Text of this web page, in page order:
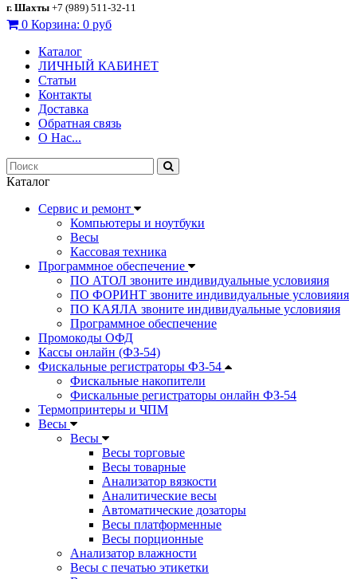
г. Шахты +7 (989) 511-32-11
0 Корзина: 0 руб
Каталог
ЛИЧНЫЙ КАБИНЕТ
Статьи
Контакты
Доставка
Обратная связь
О Нас...
Каталог
Сервис и ремонт
Компьютеры и ноутбуки
Весы
Кассовая техника
Программное обеспечение
ПО АТОЛ звоните индивидуальные условияия
ПО ФОРИНТ звоните индивидуальные условияия
ПО КАЯЛА звоните индивидуальные условияия
Программное обеспечение
Промокоды ОФД
Кассы онлайн (ФЗ-54)
Фискальные регистраторы ФЗ-54
Фискальные накопители
Фискальные регистраторы онлайн ФЗ-54
Термопринтеры и ЧПМ
Весы
Весы
Весы торговые
Весы товарные
Анализатор вязкости
Аналитические весы
Автоматические дозаторы
Весы платформенные
Весы порционные
Анализатор влажности
Весы с печатью этикетки